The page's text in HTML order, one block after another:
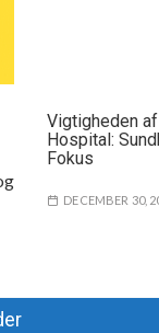
Vigtigheden
Hospital:
Fokus
DECEMBER 30,